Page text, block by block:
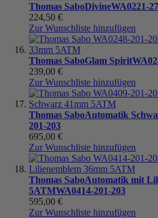
Thomas SaboDivineWA0221-
224,50 €
Zur Wunschliste hinzufügen
Thomas SaboGlam Spirit
239,00 €
Zur Wunschliste hinzufügen
Thomas SaboAutomatik
201-203
695,00 €
Zur Wunschliste hinzufügen
Thomas SaboAutomatik mit
5ATMWA0414-201-203
595,00 €
Zur Wunschliste hinzufügen